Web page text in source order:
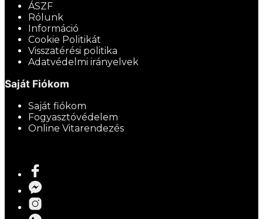
ÁSZF
Rólunk
Információ
Cookie Politikát
Visszatérési politika
Adatvédelmi irányelvek
Saját Fiókom
Saját fiókom
Fogyasztóvédelem
Online Vitarendezés